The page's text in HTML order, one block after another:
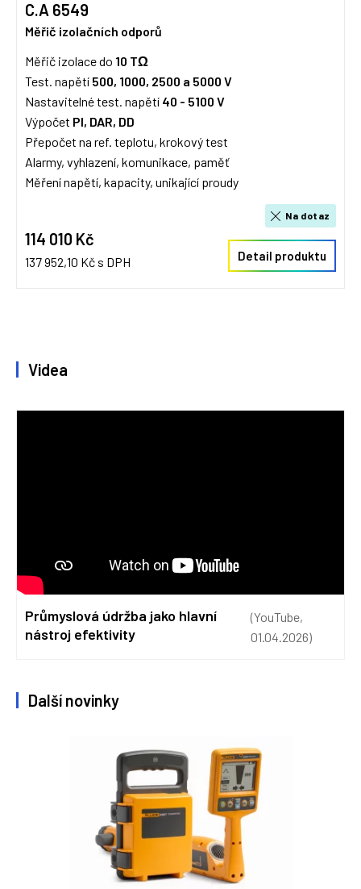
C.A 6549
Měřič izolačních odporů
Měřič izolace do 10 TΩ
Test. napětí 500, 1000, 2500 a 5000 V
Nastavitelné test. napětí 40 - 5100 V
Výpočet PI, DAR, DD
Přepočet na ref. teplotu, krokový test
Alarmy, vyhlazení, komunikace, paměť
Měření napětí, kapacity, unikající proudy
114 010 Kč
137 952,10 Kč s DPH
Na dotaz
Detail produktu
Videa
Průmyslová údržba jako hlavní
nástroj efektivity
(YouTube,
01.04.2026)
Další novinky